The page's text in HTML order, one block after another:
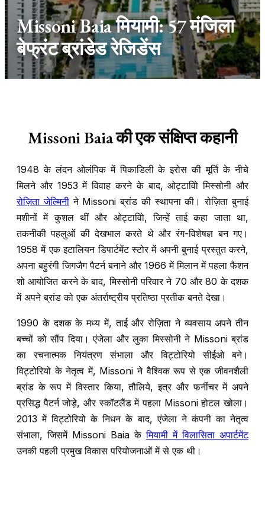
Missoni Baia मियामी: 57 मंजिला
बेफ्रंट ब्रांडेड रेजिडेंस
Missoni Baia की एक संक्षिप्त कहानी
1948 के लंदन ओलंपिक में पिकाडिली के इरोस की मूर्ति के नीचे
मिलने और 1953 में विवाह करने के बाद, ओट्टाविो मिस्सोनी और
रोज़िता जेल्मिनीने Missoni ब्रांड की स्थापना की। रोज़िता बुनाई
मशीनों में कुशल थीं और ओट्टाविो, जिन्हें ताई कहा जाता था,
तकनीकी पहलुओं की देखभाल करते थे और रंग-विशेषज्ञ बन गए।
1958 में एक इटालियन डिपार्टमेंट स्टोर में अपनी बुनाई प्रस्तुत करने,
अपना बहुरंगी जिगजैग पैटर्न बनाने और 1966 में मिलान में पहला फैशन
शो आयोजित करने के बाद, मिस्सोनी परिवार ने 70 और 80 के दशक
में अपने ब्रांड को एक अंतर्राष्ट्रीय प्रतिष्ठा प्रतीक बनते देखा।
1990 के दशक के मध्य में, ताई और रोज़िता ने व्यवसाय अपने तीन
बच्चों को सौंप दिया। एंजेला और लुका मिस्सोनी ने Missoni ब्रांड
का रचनात्मक नियंत्रण संभाला और विट्टोरियो सीईओ बने।
विट्टोरियो के नेतृत्व में, Missoni ने वैश्विक रूप से एक जीवनशैली
ब्रांड के रूप में विस्तार किया, तौलिये, इत्र और फर्नीचर में अपने
प्रसिद्ध पैटर्न जोड़े, और स्कॉटलैंड में पहला Missoni होटल खोला।
2013 में विट्टोरियो के निधन के बाद, एंजेला ने कंपनी का नेतृत्व
संभाला, जिसमें Missoni Baia केमियामी में विलासिता अपार्टमेंट
उनकी पहली प्रमुख विकास परियोजनाओं में से एक थी।